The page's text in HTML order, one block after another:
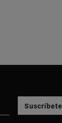
Suscríbete